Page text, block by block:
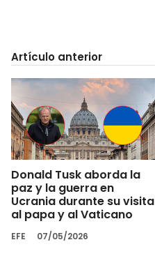
Artículo anterior
Donald Tusk aborda la
paz y la guerra en
Ucrania durante su visita
al papa y al Vaticano
EFE 07/05/2026